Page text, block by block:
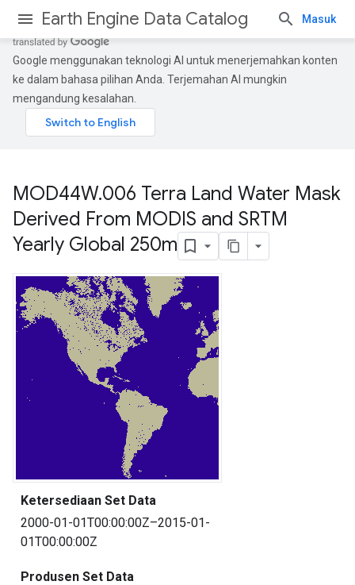
Earth Engine Data Catalog Masuk
Google menggunakan teknologi AI untuk menerjemahkan konten
ke dalam bahasa pilihan Anda. Terjemahan AI mungkin
mengandung kesalahan.
MOD44W.006 Terra Land Water Mask
Derived From MODIS and SRTM
Yearly Global 250m
Ketersediaan Set Data
2000-01-01T00:00:00Z–2015-01-
01T00:00:00Z
Produsen Set Data